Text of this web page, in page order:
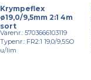
Krympeflex
ø19,0/9,5mm 2:1 4m
sort
Varenr.: 5703666103119
Typenr.: FR2:1 19,0/9,5SO
u/lim